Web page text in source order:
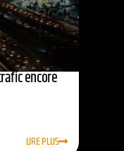
encore
LIRE PLUS